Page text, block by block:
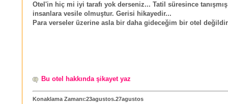
Otel'in hiç mi iyi tarafı yok derseniz... Tatil süresince
insanlara vesile olmuştur. Gerisi hikayedir...
Para verseler üzerine asla bir daha gideceğim bir otel
Bu otel hakkında şikayet yaz
Konaklama Zamanı:23agustos.27agustos